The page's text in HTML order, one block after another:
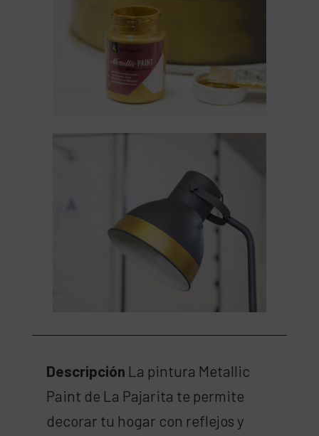
Descripción La pintura Metallic
Paint de La Pajarita te permite
decorar tu hogar con reflejos y